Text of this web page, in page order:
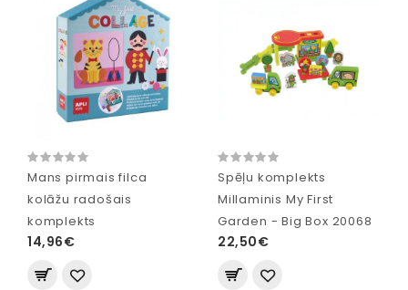
Mans pirmais filca
kolāžu radošais
komplekts
14,96€
Spēļu komplekts
Millaminis My First
Garden - Big Box 20068
22,50€